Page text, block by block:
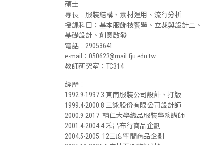
碩士
專長：服裝結構、素材運用、流行分析
授課科目：基本服飾技藝學、立裁與設計二、
基礎設計、創意啟發
電話：29053641
e-mail：050623@mail.fju.edu.tw
教師研究室：TC314
經歷：
1992.9-1997.3 東南服裝公司設計、打版
1999.4-2000.8 三詠股份有限公司設計師
2000.9-2017 輔仁大學織品服裝學系講師
2001.4-2004.4 禾昌布行商品企劃
2004.5-2005. 12三度空間商品企劃